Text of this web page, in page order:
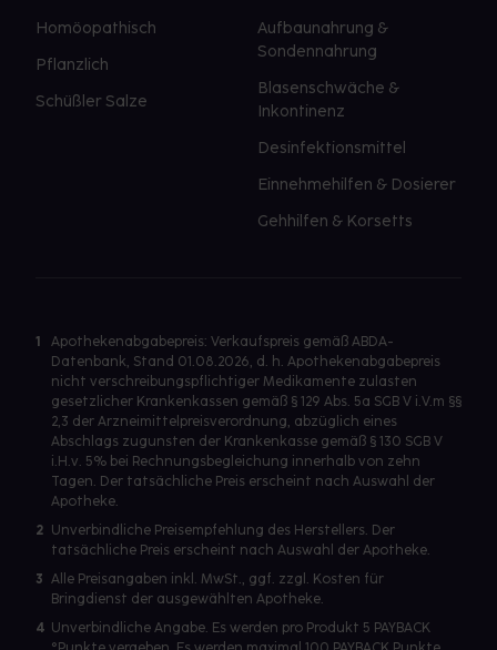
Homöopathisch
Pflanzlich
Schüßler Salze
Aufbaunahrung &
Sondennahrung
Blasenschwäche &
Inkontinenz
Desinfektionsmittel
Einnehmehilfen & Dosierer
Gehhilfen & Korsetts
1
Apothekenabgabepreis: Verkaufspreis gemäß ABDA-
Datenbank, Stand 01.08.2026, d. h. Apothekenabgabepreis
nicht verschreibungspflichtiger Medikamente zulasten
gesetzlicher Krankenkassen gemäß § 129 Abs. 5a SGB V i.V.m §§
2,3 der Arzneimittelpreisverordnung, abzüglich eines
Abschlags zugunsten der Krankenkasse gemäß § 130 SGB V
i.H.v. 5% bei Rechnungsbegleichung innerhalb von zehn
Tagen. Der tatsächliche Preis erscheint nach Auswahl der
Apotheke.
2 Unverbindliche Preisempfehlung des Herstellers. Der
tatsächliche Preis erscheint nach Auswahl der Apotheke.
3 Alle Preisangaben inkl. MwSt., ggf. zzgl. Kosten für
Bringdienst der ausgewählten Apotheke.
4 Unverbindliche Angabe. Es werden pro Produkt 5 PAYBACK